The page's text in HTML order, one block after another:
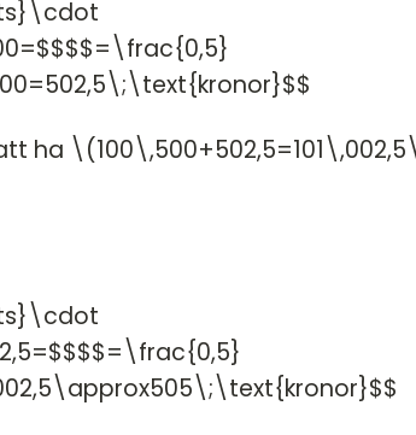
ha